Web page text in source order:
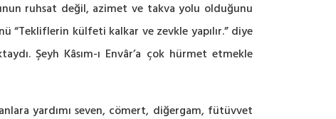
ruhsat değil, azimet ve takva yolu olduğunu
“Tekliflerin külfeti kalkar ve zevkle yapılır.” diye
Şeyh Kâsım-ı Envâr’a çok hürmet etmekle
yardımı seven, cömert, diğergam, fütüvvet